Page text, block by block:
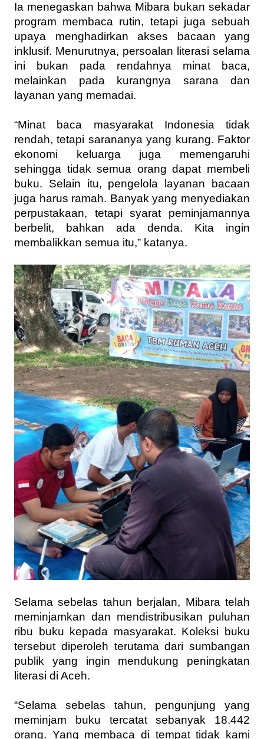
Ia menegaskan bahwa Mibara bukan sekadar
program membaca rutin, tetapi juga sebuah
upaya menghadirkan akses bacaan yang
inklusif. Menurutnya, persoalan literasi selama
ini bukan pada rendahnya minat baca,
melainkan pada kurangnya sarana dan
layanan yang memadai.
“Minat baca masyarakat Indonesia tidak
rendah, tetapi sarananya yang kurang. Faktor
ekonomi keluarga juga memengaruhi
sehingga tidak semua orang dapat membeli
buku. Selain itu, pengelola layanan bacaan
juga harus ramah. Banyak yang menyediakan
perpustakaan, tetapi syarat peminjamannya
berbelit, bahkan ada denda. Kita ingin
membalikkan semua itu,” katanya.
Selama sebelas tahun berjalan, Mibara telah
meminjamkan dan mendistribusikan puluhan
ribu buku kepada masyarakat. Koleksi buku
tersebut diperoleh terutama dari sumbangan
publik yang ingin mendukung peningkatan
literasi di Aceh.
“Selama sebelas tahun, pengunjung yang
meminjam buku tercatat sebanyak 18.442
orang. Yang membaca di tempat tidak kami